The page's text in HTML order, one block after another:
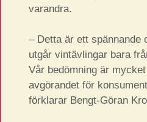
varandra.
– Detta är ett spännande
utgår vintävlingar bara
Vår bedömning är
avgörandet för
förklarar Bengt-Göran